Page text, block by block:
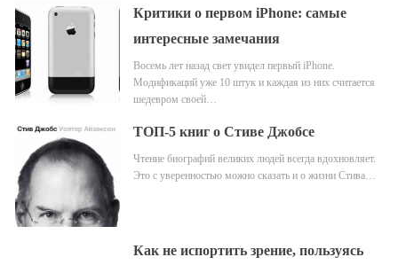
Критики о первом iPhone: самые
интересные замечания
Восемь лет назад свет увидел первый iPhone.
Модификаций уже 10 штук и каждая из них считается
шедевром своей…
ТОП-5 книг о Стиве Джобсе
Чтение биографий великих людей всегда вдохновляет.
Это с уверенностью можно сказать и о жизни Стива…
Как не испортить зрение, пользуясь